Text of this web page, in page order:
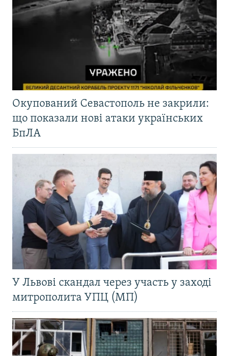
Окупований Севастополь не закрили:
що показали нові атаки українських
БпЛА
У Львові скандал через участь у заході
митрополита УПЦ (МП)